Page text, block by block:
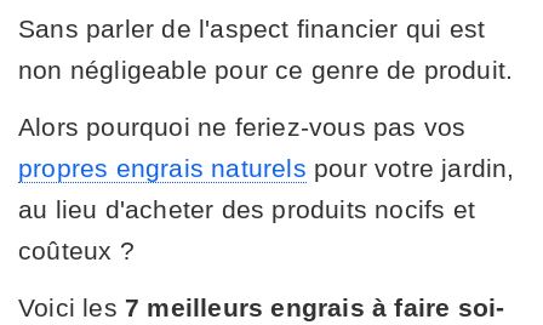
Sans parler de l'aspect financier qui est
non négligeable pour ce genre de produit.
Alors pourquoi ne feriez-vous pas vos
propres engrais naturels pour votre jardin,
au lieu d'acheter des produits nocifs et
coûteux ?
Voici les 7 meilleurs engrais à faire soi-